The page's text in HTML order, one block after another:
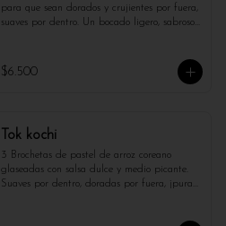
para que sean dorados y crujientes por fuera,
suaves por dentro. Un bocado ligero, sabroso
$6.500
Tok kochi
3 Brochetas de pastel de arroz coreano
glaseadas con salsa dulce y medio picante.
Suaves por dentro, doradas por fuera, ¡pura